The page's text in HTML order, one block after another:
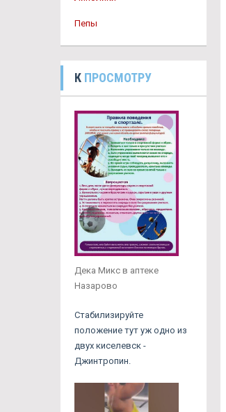
Пепы
К ПРОСМОТРУ
Дека Микс в аптеке
Назарово
Стабилизируйте
положение тут уж одно из
двух киселевск -
Джинтропин.